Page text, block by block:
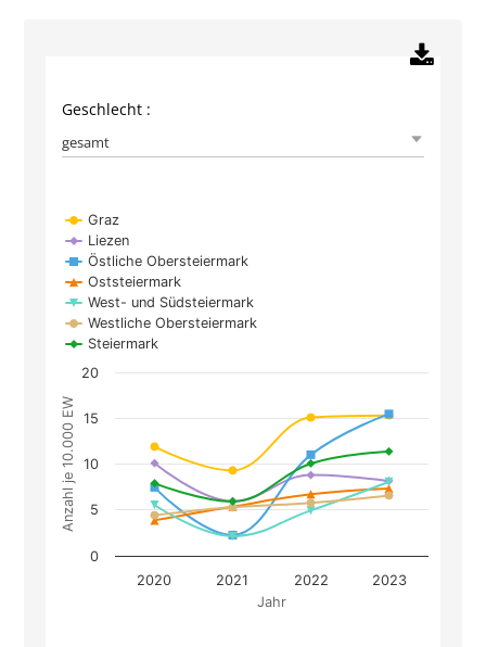
Geschlecht :
gesamt
Chart
Line chart with 7 lines.
The chart has 1 X axis displaying Jahr.
The chart has 1 Y axis displaying Anzahl je
Jahr
Anzahl je 10.000 EW
Graz
Liezen
Östliche Obersteiermark
Oststeiermark
West- und Südsteiermark
Westliche Obersteiermark
Steiermark
2020 2021 2022 2023
0
5
10
15
20